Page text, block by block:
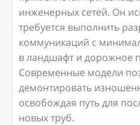
инженерных сетей. Он
требуется выполнить
коммуникаций с
в ландшафт и дорожное
Современные модели
демонтировать
освобождая путь для
новых труб.